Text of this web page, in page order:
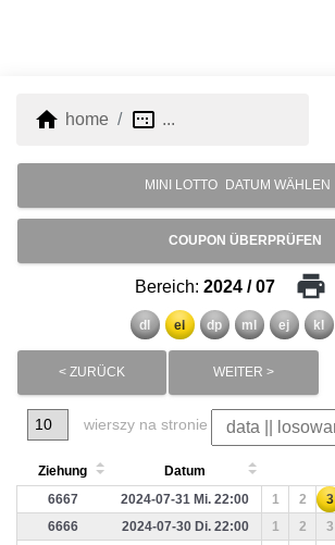
home home image_aspect_ratio ...
MINI LOTTO DATUM WÄHLEN
COUPON ÜBERPRÜFEN
Bereich: 2024 / 07 print
dl el dp ml ej kl
< ZURÜCK WEITER >
wierszy na stronie
Ziehung
Datum
6667
2024-07-31 Mi. 22:00 1 2 3
6666
2024-07-30 Di. 22:00 1 2 3